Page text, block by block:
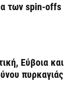
των spin-offs
Εύβοια και
πυρκαγιάς